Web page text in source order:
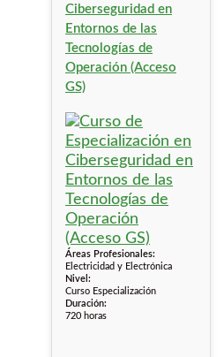
Ciberseguridad en
Entornos de las
Tecnologías de
Operación (Acceso
GS)
Áreas Profesionales:
Electricidad y Electrónica
Nivel:
Curso Especialización
Duración:
720 horas